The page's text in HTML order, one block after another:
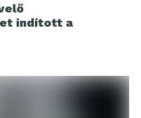
indított a